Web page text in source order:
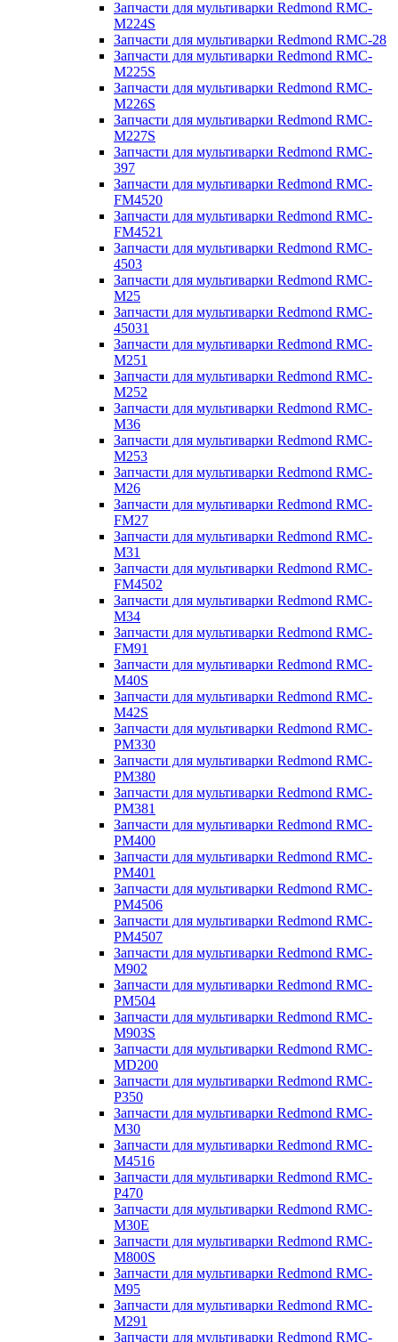
Запчасти для мультиварки Redmond RMC-
M224S
Запчасти для мультиварки Redmond RMC-28
Запчасти для мультиварки Redmond RMC-
M225S
Запчасти для мультиварки Redmond RMC-
M226S
Запчасти для мультиварки Redmond RMC-
M227S
Запчасти для мультиварки Redmond RMC-
397
Запчасти для мультиварки Redmond RMC-
FM4520
Запчасти для мультиварки Redmond RMC-
FM4521
Запчасти для мультиварки Redmond RMC-
4503
Запчасти для мультиварки Redmond RMC-
M25
Запчасти для мультиварки Redmond RMC-
45031
Запчасти для мультиварки Redmond RMC-
M251
Запчасти для мультиварки Redmond RMC-
M252
Запчасти для мультиварки Redmond RMC-
M36
Запчасти для мультиварки Redmond RMC-
M253
Запчасти для мультиварки Redmond RMC-
M26
Запчасти для мультиварки Redmond RMC-
FM27
Запчасти для мультиварки Redmond RMC-
M31
Запчасти для мультиварки Redmond RMC-
FM4502
Запчасти для мультиварки Redmond RMC-
M34
Запчасти для мультиварки Redmond RMC-
FM91
Запчасти для мультиварки Redmond RMC-
M40S
Запчасти для мультиварки Redmond RMC-
M42S
Запчасти для мультиварки Redmond RMC-
PM330
Запчасти для мультиварки Redmond RMC-
PM380
Запчасти для мультиварки Redmond RMC-
PM381
Запчасти для мультиварки Redmond RMC-
PM400
Запчасти для мультиварки Redmond RMC-
PM401
Запчасти для мультиварки Redmond RMC-
PM4506
Запчасти для мультиварки Redmond RMC-
PM4507
Запчасти для мультиварки Redmond RMC-
M902
Запчасти для мультиварки Redmond RMC-
PM504
Запчасти для мультиварки Redmond RMC-
M903S
Запчасти для мультиварки Redmond RMC-
MD200
Запчасти для мультиварки Redmond RMC-
P350
Запчасти для мультиварки Redmond RMC-
M30
Запчасти для мультиварки Redmond RMC-
M4516
Запчасти для мультиварки Redmond RMC-
P470
Запчасти для мультиварки Redmond RMC-
M30E
Запчасти для мультиварки Redmond RMC-
M800S
Запчасти для мультиварки Redmond RMC-
M95
Запчасти для мультиварки Redmond RMC-
M291
Запчасти для мультиварки Redmond RMC-